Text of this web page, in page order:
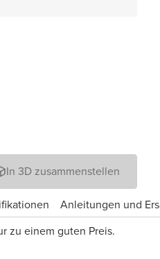
In 3D zusammenstellen
Anleitungen und
zu einem guten Preis.